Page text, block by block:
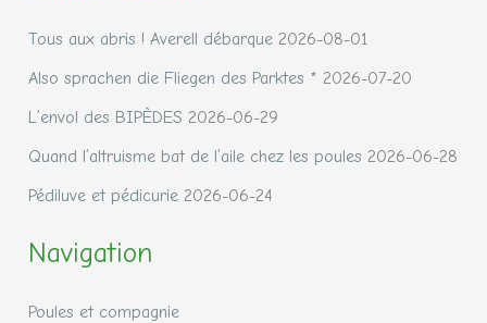
Tous aux abris ! Averell débarque 2026-08-01
Also sprachen die Fliegen des Parktes * 2026-07-20
L’envol des BIPÈDES 2026-06-29
Quand l’altruisme bat de l’aile chez les poules 2026-06-28
Pédiluve et pédicurie 2026-06-24
Navigation
Poules et compagnie